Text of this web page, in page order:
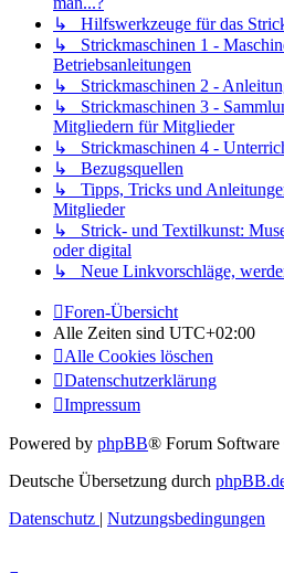
↳ Hilfswerkzeuge für das
↳ Strickmaschinen 1 -
Betriebsanleitungen
↳ Strickmaschinen 2 -
↳ Strickmaschinen 3 -
Mitgliedern für Mitglieder
↳ Strickmaschinen 4 -
↳ Bezugsquellen
↳ Tipps, Tricks und
Mitglieder
↳ Strick- und Textilkunst:
oder digital
↳ Neue Linkvorschläge,
Foren-Übersicht
Alle Zeiten sind UTC+02:00
Alle Cookies löschen
Datenschutzerklärung
Impressum
Powered by phpBB® Forum
Deutsche Übersetzung durch
Datenschutz
Nutzungsbedingungen